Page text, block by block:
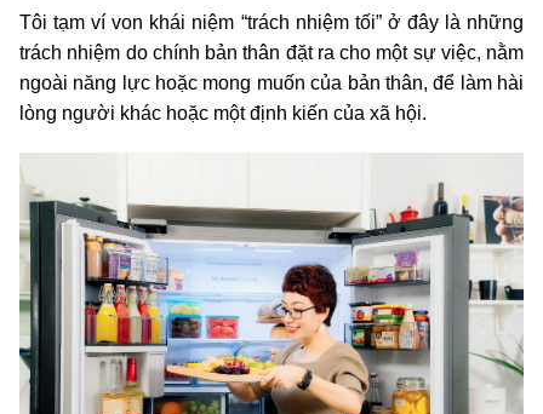
Tôi tạm ví von khái niệm “trách nhiệm tối” ở đây là những
trách nhiệm do chính bản thân đặt ra cho một sự việc, nằm
ngoài năng lực hoặc mong muốn của bản thân, để làm hài
lòng người khác hoặc một định kiến của xã hội.